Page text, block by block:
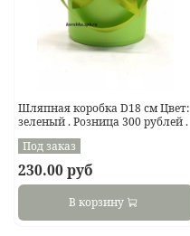
Шляпная коробка D18 см Цвет:
зеленый . Розница 300 рублей .
Под заказ
230.00 руб
В корзину